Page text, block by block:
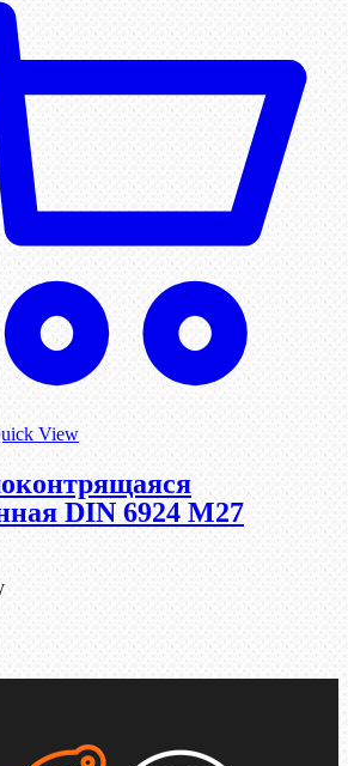
View
DIN 6924 М27